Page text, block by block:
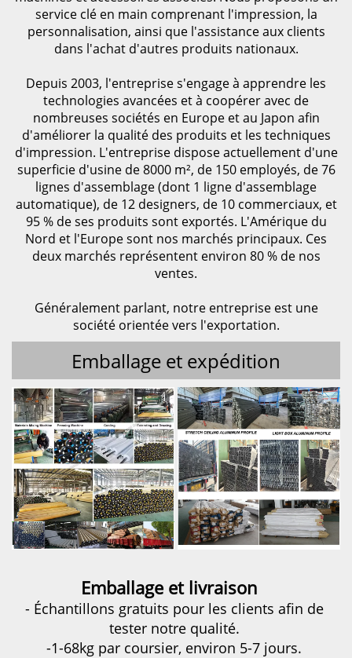
service clé en main comprenant l'impression, la
personnalisation, ainsi que l'assistance aux clients
dans l'achat d'autres produits nationaux.
Depuis 2003, l'entreprise s'engage à apprendre les
technologies avancées et à coopérer avec de
nombreuses sociétés en Europe et au Japon afin
d'améliorer la qualité des produits et les techniques
d'impression. L'entreprise dispose actuellement d'une
superficie d'usine de 8000 m², de 150 employés, de 76
lignes d'assemblage (dont 1 ligne d'assemblage
automatique), de 12 designers, de 10 commerciaux, et
95 % de ses produits sont exportés. L'Amérique du
Nord et l'Europe sont nos marchés principaux. Ces
deux marchés représentent environ 80 % de nos
ventes.
Généralement parlant, notre entreprise est une
société orientée vers l'exportation.
Emballage et expédition
Emballage et livraison
- Échantillons gratuits pour les clients afin de
tester notre qualité.
-1-68kg par coursier, environ 5-7 jours.